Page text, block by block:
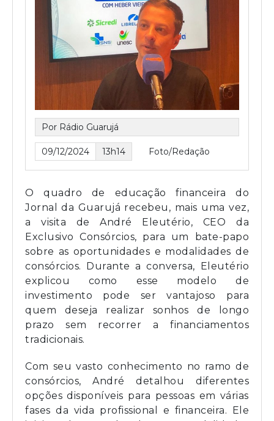
Por Rádio Guarujá
09/12/2024 13h14 Foto/Redação
O quadro de educação financeira do
Jornal da Guarujá recebeu, mais uma vez,
a visita de André Eleutério, CEO da
Exclusivo Consórcios, para um bate-papo
sobre as oportunidades e modalidades de
consórcios. Durante a conversa, Eleutério
explicou como esse modelo de
investimento pode ser vantajoso para
quem deseja realizar sonhos de longo
prazo sem recorrer a financiamentos
tradicionais.
Com seu vasto conhecimento no ramo de
consórcios, André detalhou diferentes
opções disponíveis para pessoas em várias
fases da vida profissional e financeira. Ele